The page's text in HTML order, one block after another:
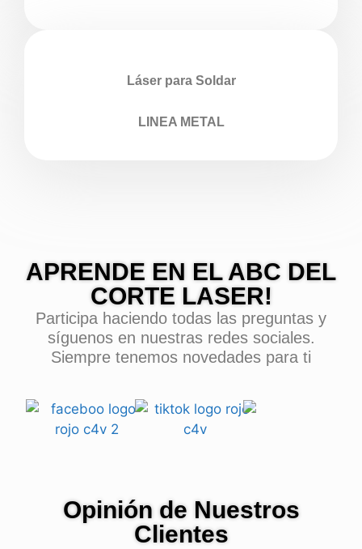
Láser para Soldar
LINEA METAL
APRENDE EN EL ABC DEL
CORTE LASER!
Participa haciendo todas las preguntas y
síguenos en nuestras redes sociales.
Siempre tenemos novedades para ti
Opinión de Nuestros
Clientes